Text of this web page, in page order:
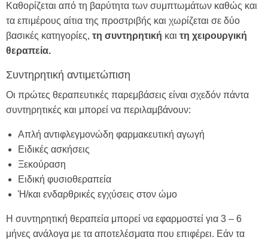
Καθορίζεται από τη βαρύτητα των συμπτωμάτων καθώς και
τα επιμέρους αίτια της προστριβής και χωρίζεται σε δύο
βασικές κατηγορίες, τη συντηρητική και τη χειρουργική
θεραπεία.
Συντηρητική αντιμετώπιση
Οι πρώτες θεραπευτικές παρεμβάσεις είναι σχεδόν πάντα
συντηρητικές και μπορεί να περιλαμβάνουν:
Aπλή αντιφλεγμονώδη φαρμακευτική αγωγή
Ειδικές ασκήσεις
Ξεκούραση
Ειδική φυσιοθεραπεία
Ή/και ενδαρθρικές εγχύσεις στον ώμο
Η συντηρητική θεραπεία μπορεί να εφαρμοστεί για 3 – 6
μήνες ανάλογα με τα αποτελέσματα που επιφέρει. Εάν τα